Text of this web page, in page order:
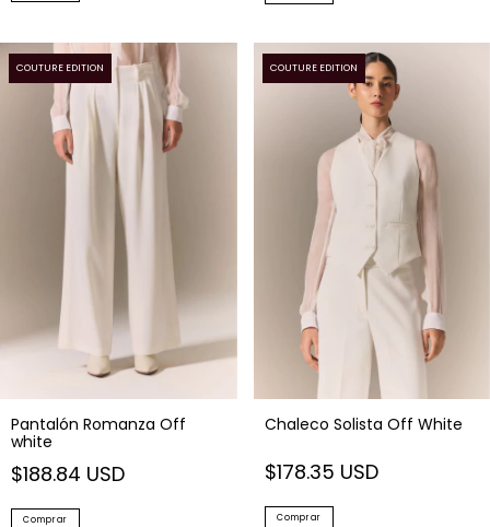
COUTURE EDITION
Pantalón Romanza Off
white
$188.84 USD
Comprar
COUTURE EDITION
Chaleco Solista Off White
$178.35 USD
Comprar